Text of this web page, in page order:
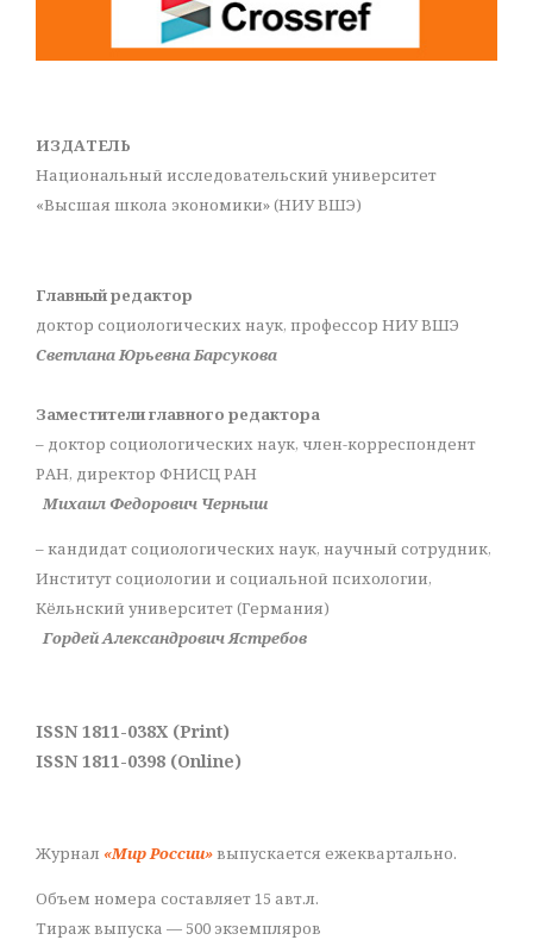
ИЗДАТЕЛЬ
Национальный исследовательский университет
«Высшая школа экономики» (НИУ ВШЭ)
Главный редактор
доктор социологических наук, профессор НИУ ВШЭ
Светлана Юрьевна Барсукова
Заместители главного редактора
– доктор социологических наук, член-корреспондент
РАН, директор ФНИСЦ РАН
Михаил Федорович Черныш
– кандидат социологических наук, научный сотрудник,
Институт социологии и социальной психологии,
Кёльнский университет (Германия)
Гордей Александрович Ястребов
ISSN 1811-038X (Print)
ISSN 1811-0398 (Online)
Журнал «Мир России»выпускается ежеквартально.
Объем номера составляет 15 авт.л.
Тираж выпуска — 500 экземпляров